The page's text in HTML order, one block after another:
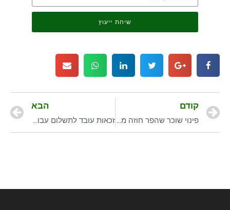
שיחת ייעוץ
קודם
פינוי שוכר שהפר חוזה מנכס שהושכר לו
הבא
זכאות עובד לתשלום עבור שעות נוספות